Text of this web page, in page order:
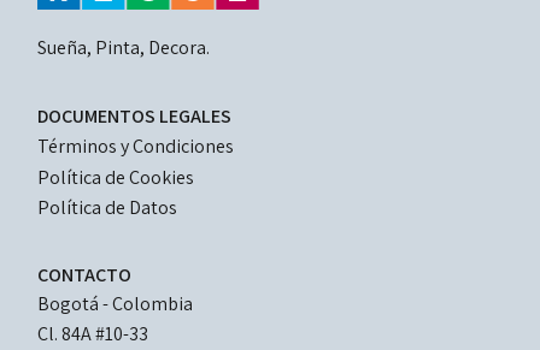
Sueña, Pinta, Decora.
LEGAL
DOCUMENTS
DOCUMENTOS LEGALES
Términos y Condiciones
Política de Cookies
Política de Datos
CONTACTO
Bogotá - Colombia
Cl. 84A #10-33